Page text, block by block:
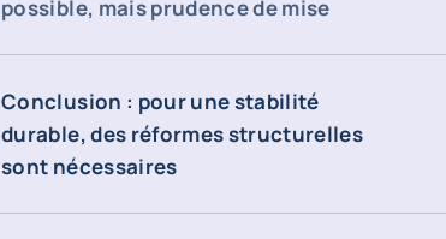
possible, mais prudence de mise
Conclusion : pour une stabilité
durable, des réformes structurelles
sont nécessaires